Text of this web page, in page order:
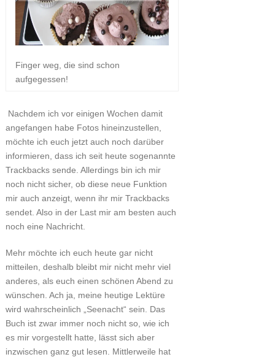
Finger weg, die sind schon
aufgegessen!
Nachdem ich vor einigen Wochen damit
angefangen habe Fotos hineinzustellen,
möchte ich euch jetzt auch noch darüber
informieren, dass ich seit heute sogenannte
Trackbacks sende. Allerdings bin ich mir
noch nicht sicher, ob diese neue Funktion
mir auch anzeigt, wenn ihr mir Trackbacks
sendet. Also in der Last mir am besten auch
noch eine Nachricht.
Mehr möchte ich euch heute gar nicht
mitteilen, deshalb bleibt mir nicht mehr viel
anderes, als euch einen schönen Abend zu
wünschen. Ach ja, meine heutige Lektüre
wird wahrscheinlich „Seenacht“ sein. Das
Buch ist zwar immer noch nicht so, wie ich
es mir vorgestellt hatte, lässt sich aber
inzwischen ganz gut lesen. Mittlerweile hat